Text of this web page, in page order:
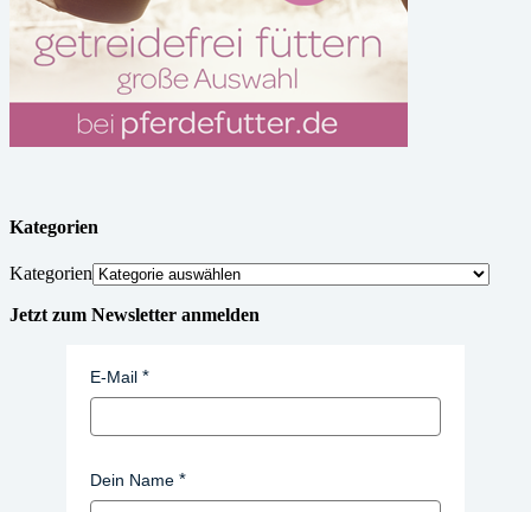
Kategorien
Kategorien
Jetzt zum Newsletter anmelden
E-Mail
Dein Name